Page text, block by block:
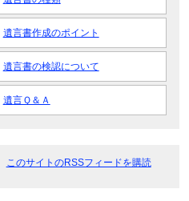
遺言書作成のポイント
遺言書の検認について
遺言Ｑ＆Ａ
このサイトのRSSフィードを購読